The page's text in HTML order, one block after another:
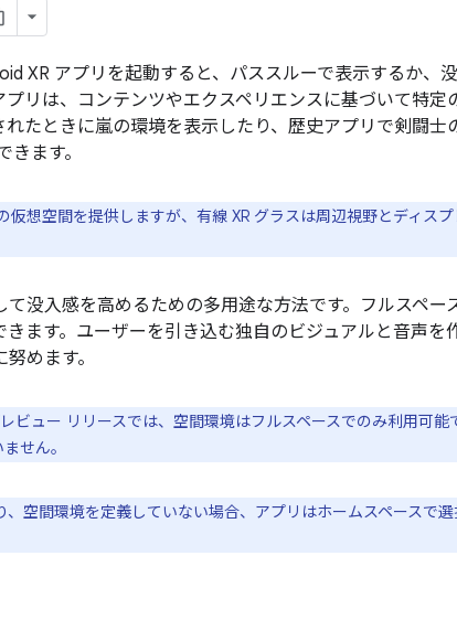
XR アプリを起動すると、パススルーで表示するか、
リは、コンテンツやエクスペリエンスに基づいて特定
たときに嵐の環境を表示したり、歴史アプリで剣闘士
ます。
仮想空間を提供しますが、有線 XR グラスは周辺視野とディス
没入感を高めるための多用途な方法です。フルスペー
ます。ユーザーを引き込む独自のビジュアルと音声を
めます。
ビュー リリースでは、空間環境はフルスペースでのみ利用可能
せん。
、空間環境を定義していない場合、アプリはホームスペースで